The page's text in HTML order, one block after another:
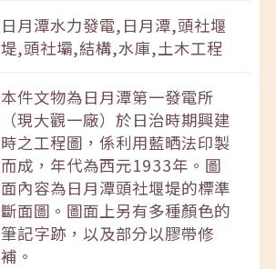
日月潭水力發電,日月潭,頭社堰
堤,頭社壩,結構,水庫,土木工程
本件文物為日月潭第一發電所
（現大觀一廠）於日治時期興建
時之工程圖，係利用藍晒法印製
而成，年代為西元1933年。圖
面內容為日月潭頭社堰堤的標準
斷面圖。圖面上另有多種顏色的
筆記字跡，以及部分以膠帶修
補。